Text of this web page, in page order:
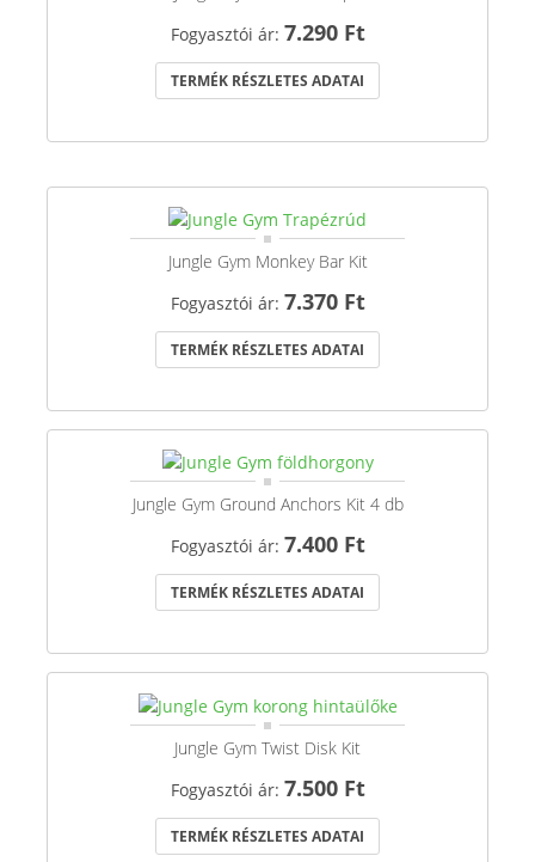
Fogyasztói ár: 7.290 Ft
TERMÉK RÉSZLETES ADATAI
Jungle Gym Monkey Bar Kit
Fogyasztói ár: 7.370 Ft
TERMÉK RÉSZLETES ADATAI
Jungle Gym Ground Anchors Kit 4 db
Fogyasztói ár: 7.400 Ft
TERMÉK RÉSZLETES ADATAI
Jungle Gym Twist Disk Kit
Fogyasztói ár: 7.500 Ft
TERMÉK RÉSZLETES ADATAI